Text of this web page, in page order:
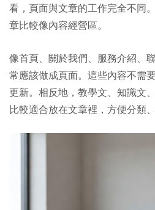
看，頁面與文章的工作完全不同
章比較像內容經營區。
像首頁、關於我們、服務介紹、
常應該做成頁面。這些內容不需
更新。相反地，教學文、知識文
比較適合放在文章裡，方便分類